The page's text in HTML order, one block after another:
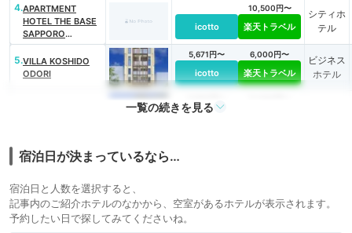
4.APARTMENT
HOTEL THE BASE
SAPPORO
SUSUKINO
icotto
10,500円〜
楽天トラベル
シティホ
テル
5.VILLA KOSHIDO
ODORI
5,671円〜
icotto
6,000円〜
楽天トラベル
ビジネス
ホテル
9,900円〜
7.Hotel ONE’S
RESIDENCE
8.東急ステイ札幌 icotto 楽天トラベル
ビジネス
ホテル
一覧の続きを見る
宿泊日が決まっているなら…
宿泊日と人数を選択すると、
記事内のご紹介ホテルのなかから、空室があるホテルが表示されます。
予約したい日で探してみてくださいね。